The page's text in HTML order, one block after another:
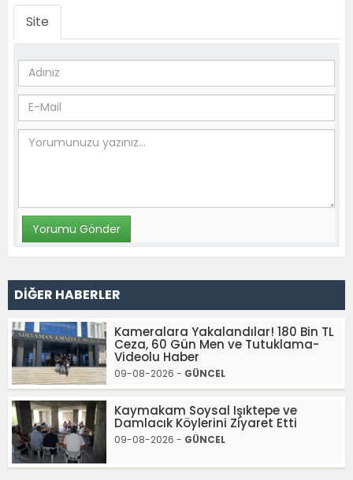
Site
DİĞER HABERLER
Kameralara Yakalandılar! 180 Bin TL
Ceza, 60 Gün Men ve Tutuklama-
Videolu Haber
09-08-2026 - GÜNCEL
Kaymakam Soysal Işıktepe ve
Damlacık Köylerini Ziyaret Etti
09-08-2026 - GÜNCEL